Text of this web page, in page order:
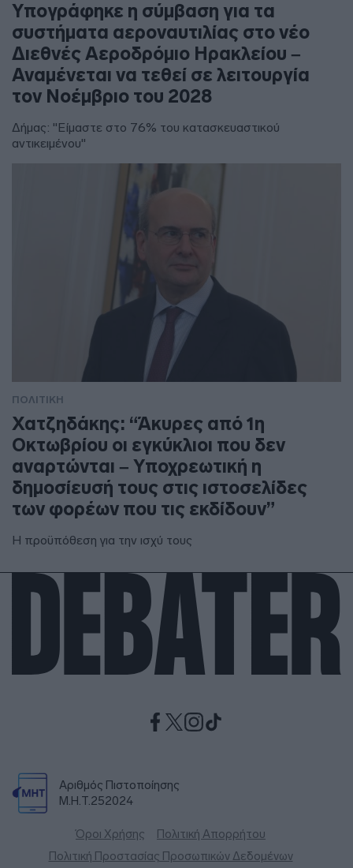
Υπογράφηκε η σύμβαση για τα
συστήματα αεροναυτιλίας στο νέο
Διεθνές Αεροδρόμιο Ηρακλείου –
Αναμένεται να τεθεί σε λειτουργία
τον Νοέμβριο του 2028
Δήμας: "Είμαστε στο 76% του κατασκευαστικού
αντικειμένου"
ΠΟΛΙΤΙΚΗ
Χατζηδάκης: “Άκυρες από 1η
Οκτωβρίου οι εγκύκλιοι που δεν
αναρτώνται – Υποχρεωτική η
δημοσίευσή τους στις ιστοσελίδες
των φορέων που τις εκδίδουν”
Η προϋπόθεση για την ισχύ τους
Αριθμός Πιστοποίησης
Μ.Η.Τ.252024
Όροι Χρήσης
Πολιτική Απορρήτου
Πολιτική Προστασίας Προσωπικών Δεδομένων